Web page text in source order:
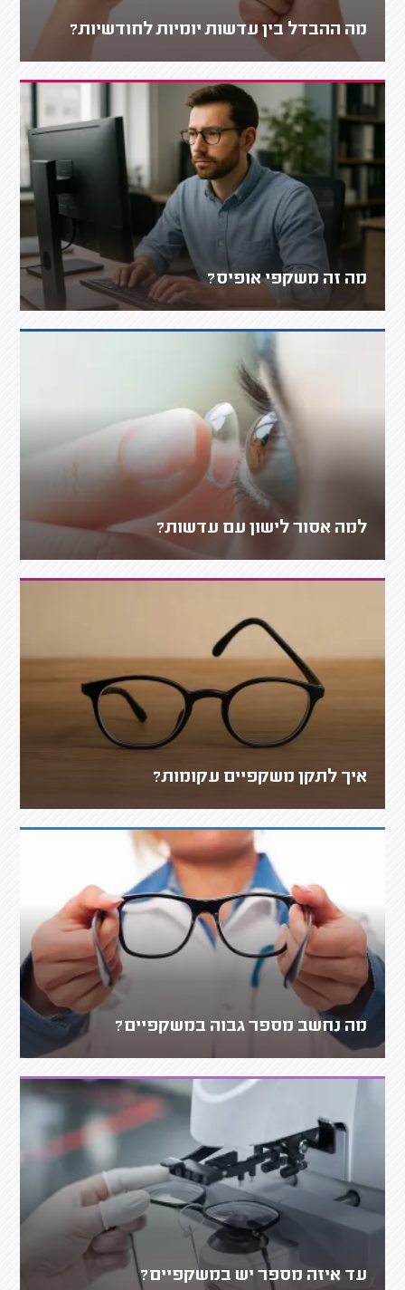
מה ההבדל בין עדשות יומיות לחודשיות?
מה זה משקפי אופיס?
למה אסור לישון עם עדשות?
איך לתקן משקפיים עקומות?
מה נחשב מספר גבוה במשקפיים?
עד איזה מספר יש במשקפיים?